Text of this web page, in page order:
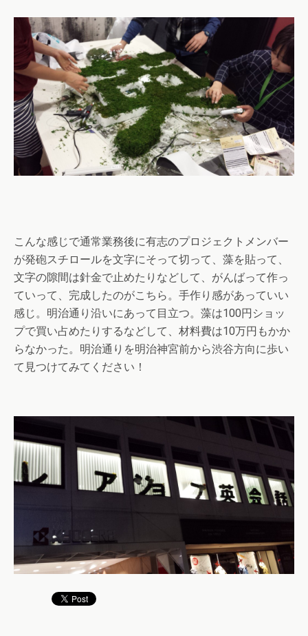
こんな感じで通常業務後に有志のプロジェクトメンバー
が発砲スチロールを文字にそって切って、藻を貼って、
文字の隙間は針金で止めたりなどして、がんばって作っ
ていって、完成したのがこちら。手作り感があっていい
感じ。明治通り沿いにあって目立つ。藻は100円ショッ
プで買い占めたりするなどして、材料費は10万円もかか
らなかった。明治通りを明治神宮前から渋谷方向に歩い
て見つけてみてください！